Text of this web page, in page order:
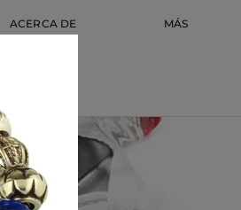
ACERCA DE MÁS